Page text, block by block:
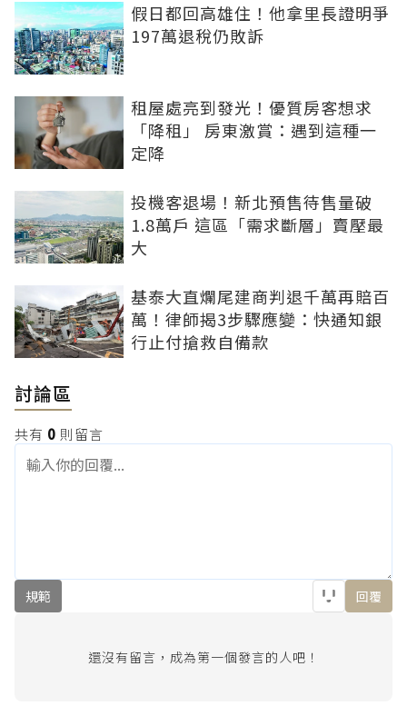
假日都回高雄住！他拿里長證明爭
197萬退稅仍敗訴
租屋處亮到發光！優質房客想求
「降租」 房東激賞：遇到這種一
定降
投機客退場！新北預售待售量破
1.8萬戶 這區「需求斷層」賣壓最
大
基泰大直爛尾建商判退千萬再賠百
萬！律師揭3步驟應變：快通知銀
行止付搶救自備款
討論區
共有 0 則留言
規範 回覆
還沒有留言，成為第一個發言的人吧！